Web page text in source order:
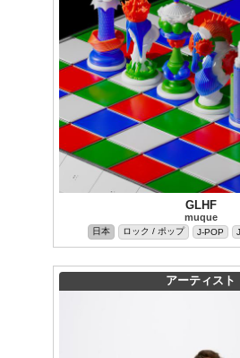
GLHF
muque
日本 ロック / ポップ J-POP
アーティスト